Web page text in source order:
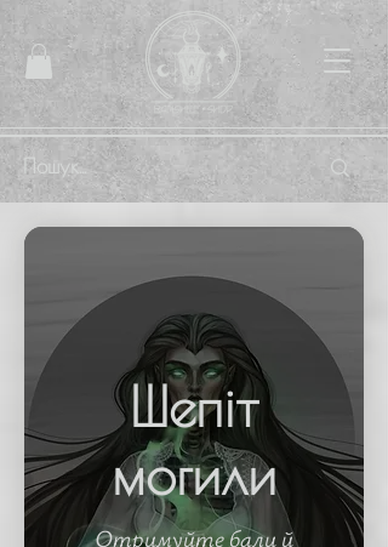
Шепіт
могили
Отримуйте бали й